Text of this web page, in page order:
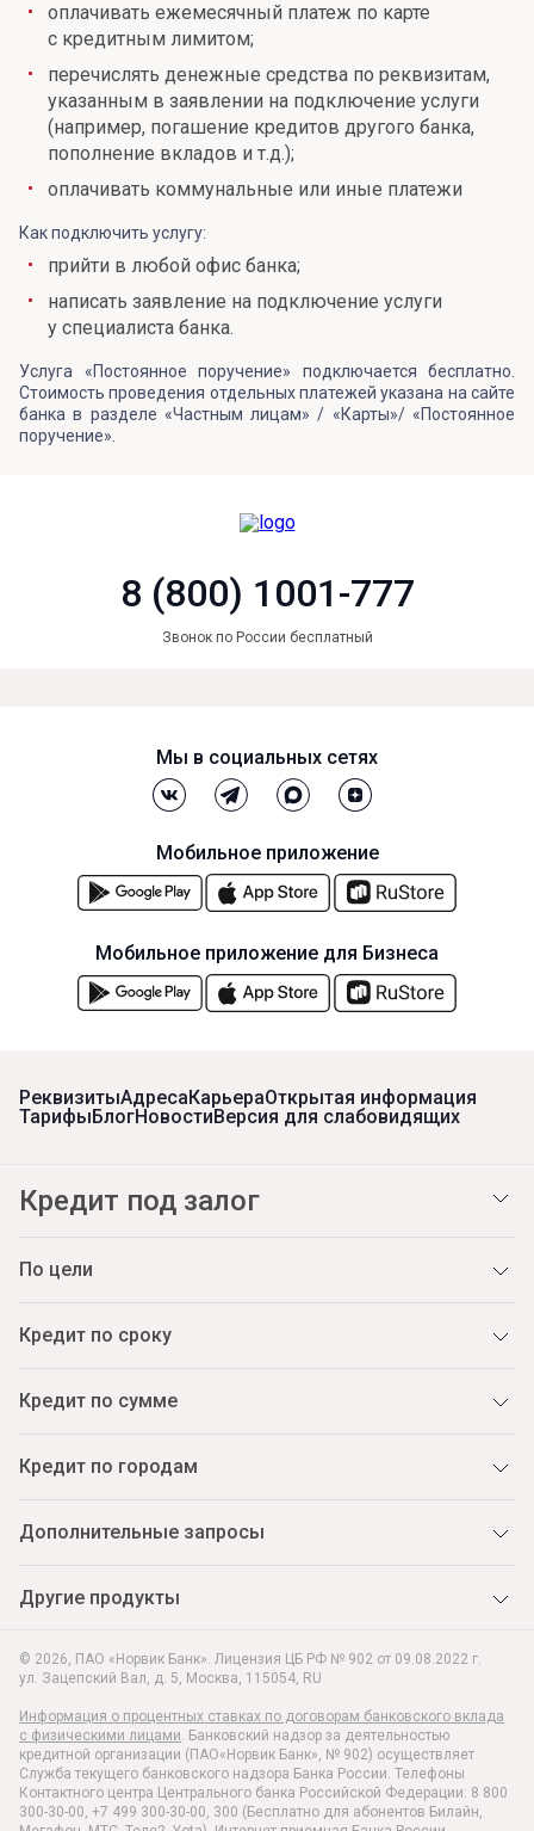
оплачивать ежемесячный платеж по карте
с кредитным лимитом;
перечислять денежные средства по реквизитам,
указанным в заявлении на подключение услуги
(например, погашение кредитов другого банка,
пополнение вкладов и т.д.);
оплачивать коммунальные или иные платежи
Как подключить услугу:
прийти в любой офис банка;
написать заявление на подключение услуги
у специалиста банка.
Услуга «Постоянное поручение» подключается бесплатно.
Стоимость проведения отдельных платежей указана на сайте
банка в разделе «Частным лицам» / «Карты»/ «Постоянное
поручение».
8 (800) 1001-777
Звонок по России бесплатный
© 2026, ПАО «Норвик Банк». Лицензия ЦБ РФ № 902 от 09.08.2022 г.
ул. Зацепский Вал, д. 5, Москва, 115054, RU
Информация о процентных ставках по договорам банковского вклада
с физическими лицами. Банковский надзор за деятельностью
кредитной организации (ПАО«Норвик Банк», № 902) осуществляет
Служба текущего банковского надзора Банка России. Телефоны
Контактного центра Центрального банка Российской Федерации: 8 800
300-30-00, +7 499 300-30-00, 300 (Бесплатно для абонентов Билайн,
РеквизитыАдресаКарьераОткрытая информация
ТарифыБлогНовостиВерсия для слабовидящих
Кредит под залог
По цели
Кредит по сроку
Кредит по сумме
Кредит по городам
Дополнительные запросы
Другие продукты
Мы в социальных сетях
Мобильное приложение
Мобильное приложение для Бизнеса